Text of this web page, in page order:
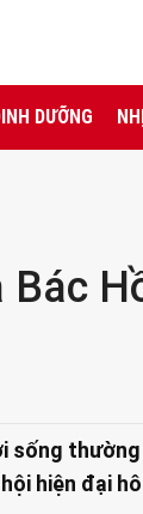
DƯỠNG
sống thường
hiện đại